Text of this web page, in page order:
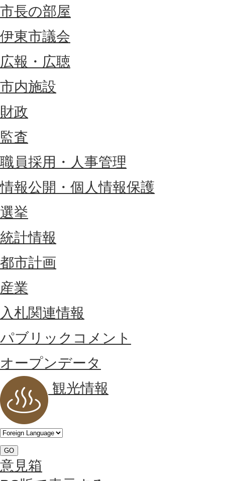
市長の部屋
伊東市議会
広報・広聴
市内施設
財政
監査
職員採用・人事管理
情報公開・個人情報保護
選挙
統計情報
都市計画
産業
入札関連情報
パブリックコメント
オープンデータ
観光情報
GO
意見箱